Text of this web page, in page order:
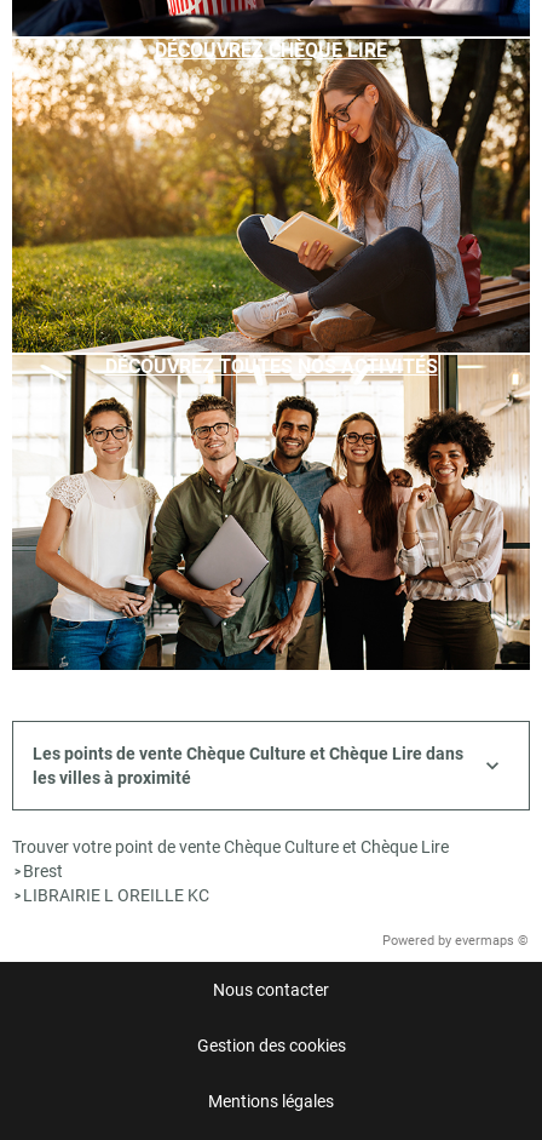
DÉCOUVREZ CHÈQUE LIRE
DÉCOUVREZ TOUTES NOS ACTIVITÉS
Les points de vente Chèque Culture et Chèque Lire dans
les villes à proximité
Trouver votre point de vente Chèque Culture et Chèque Lire
> Brest
> LIBRAIRIE L OREILLE KC
Powered by evermaps ©
Nous contacter
Gestion des cookies
Mentions légales